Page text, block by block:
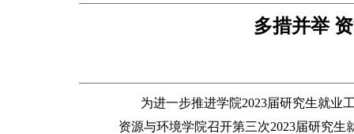
多措并举
为进一步推进学院2023届研究生就业
资源与环境学院召开第三次2023届研究